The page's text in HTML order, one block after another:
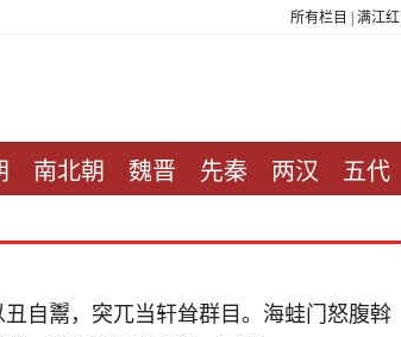
所有栏目 满江红
南北朝 魏晋 先秦 两汉 五代
自鬻，突兀当轩耸群目。海蛙门怒腹斡